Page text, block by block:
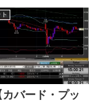
バード・プッ